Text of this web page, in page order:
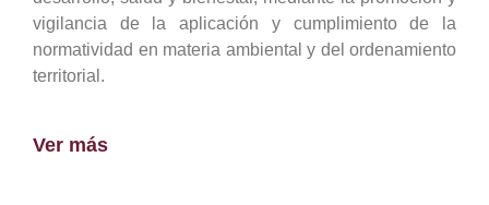
vigilancia de la aplicación y cumplimiento de la
normatividad en materia ambiental y del ordenamiento
territorial.
Ver más